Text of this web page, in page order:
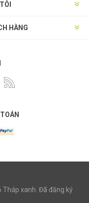
HÀNG
Tháp xanh. Đã đăng ký